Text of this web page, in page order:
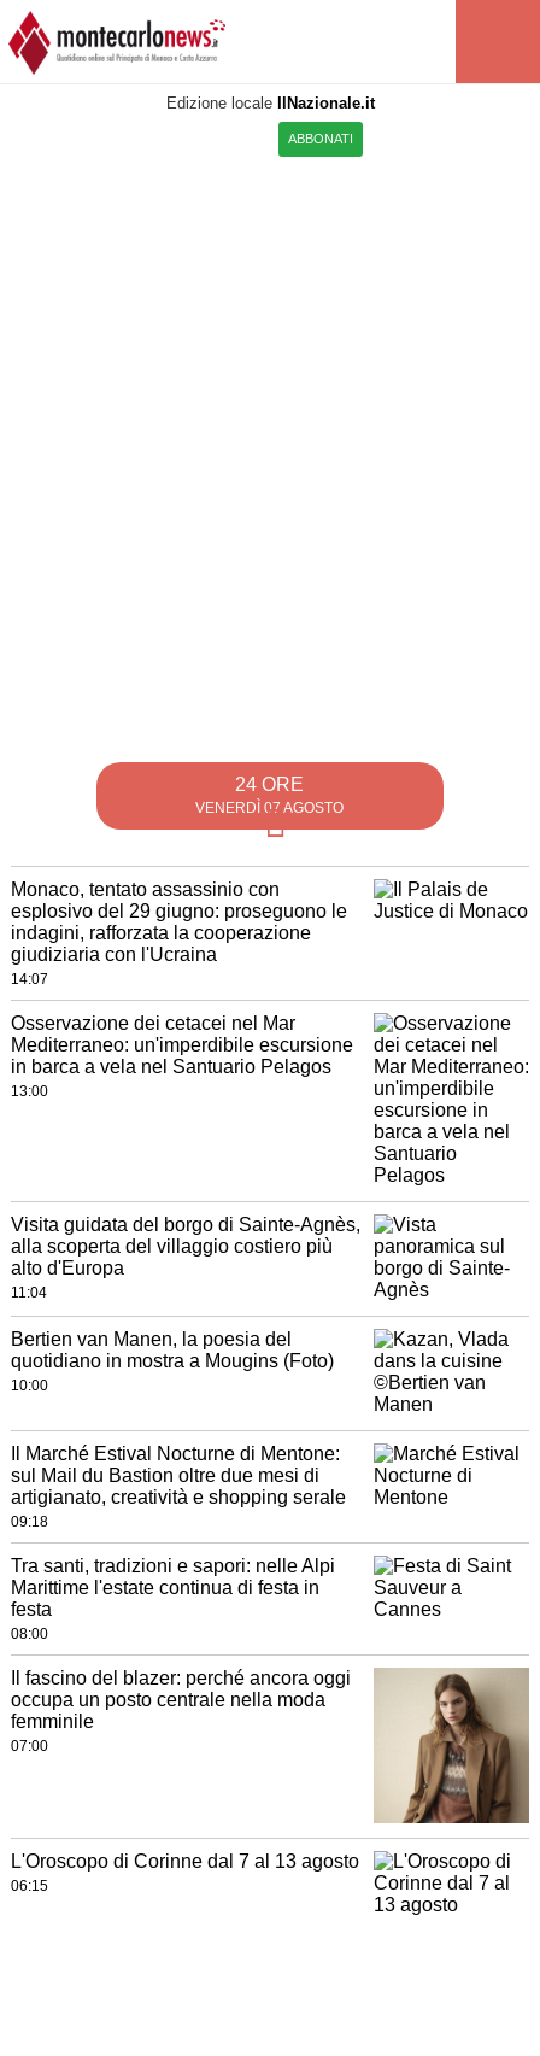
Edizione locale IlNazionale.it
ABBONATI
24 ORE
VENERDÌ 07 AGOSTO
Monaco, tentato assassinio con
esplosivo del 29 giugno: proseguono le
indagini, rafforzata la cooperazione
giudiziaria con l'Ucraina
14:07
Osservazione dei cetacei nel Mar
Mediterraneo: un'imperdibile escursione
in barca a vela nel Santuario Pelagos
13:00
Visita guidata del borgo di Sainte-Agnès,
alla scoperta del villaggio costiero più
alto d'Europa
11:04
Bertien van Manen, la poesia del
quotidiano in mostra a Mougins (Foto)
10:00
Il Marché Estival Nocturne di Mentone:
sul Mail du Bastion oltre due mesi di
artigianato, creatività e shopping serale
09:18
Tra santi, tradizioni e sapori: nelle Alpi
Marittime l'estate continua di festa in
festa
08:00
Il fascino del blazer: perché ancora oggi
occupa un posto centrale nella moda
femminile
07:00
L'Oroscopo di Corinne dal 7 al 13 agosto
06:15